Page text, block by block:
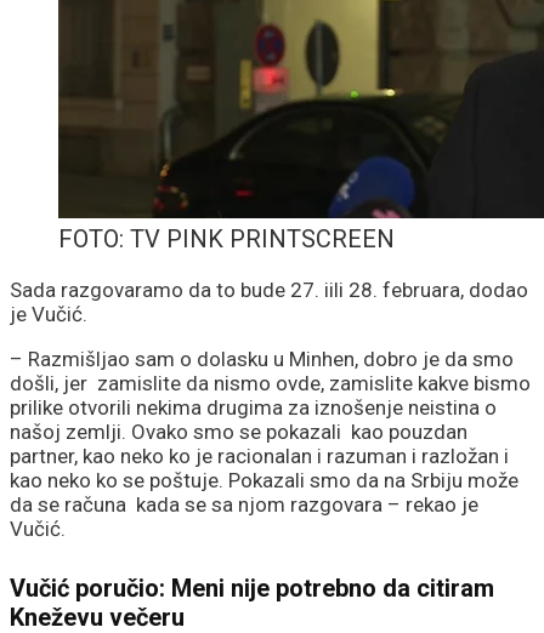
FOTO: TV PINK PRINTSCREEN
Sada razgovaramo da to bude 27. iili 28. februara, dodao
je Vučić.
– Razmišljao sam o dolasku u Minhen, dobro je da smo
došli, jer zamislite da nismo ovde, zamislite kakve bismo
prilike otvorili nekima drugima za iznošenje neistina o
našoj zemlji. Ovako smo se pokazali kao pouzdan
partner, kao neko ko je racionalan i razuman i razložan i
kao neko ko se poštuje. Pokazali smo da na Srbiju može
da se računa kada se sa njom razgovara – rekao je
Vučić.
Vučić poručio: Meni nije potrebno da citiram
Kneževu večeru